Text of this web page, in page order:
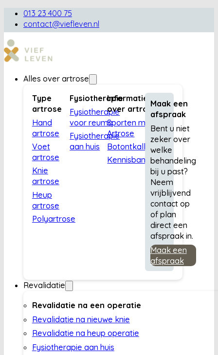
013 23 400 75
contact@viefleven.nl
Alles over artrose
Type
artrose
Hand
artrose
Voet
artrose
Knie
artrose
Heup
artrose
Polyartrose
Fysiotherapie
Fysiotherapie
voor reuma
Fysiotherapie
aan huis
Informatie
over artrose
Sporten met
Artrose
Botontkalking
Kennisbank
Maak een
afspraak
Bent u niet
zeker over
welke
behandeling
bij u past?
Neem
vrijblijvend
contact op
of plan
direct een
afspraak in.
Maak een
afspraak
Revalidatie
Revalidatie na een operatie
Revalidatie na nieuwe knie
Revalidatie na heup operatie
Fysiotherapie aan huis